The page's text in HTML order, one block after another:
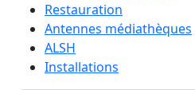
Restauration
Antennes médiathèques
ALSH
Installations